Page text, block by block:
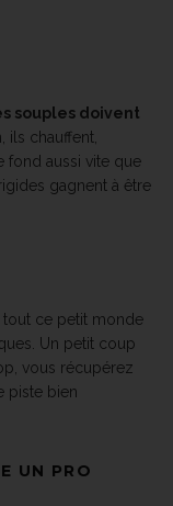
souples doivent
ils chauffent,
fond aussi vite que
gagnent à être
tout ce petit monde
Un petit coup
vous récupérez
piste bien
UN PRO